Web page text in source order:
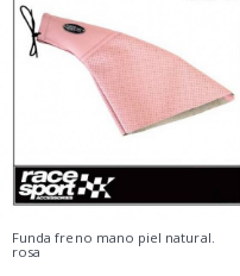
Funda freno mano piel natural.
rosa